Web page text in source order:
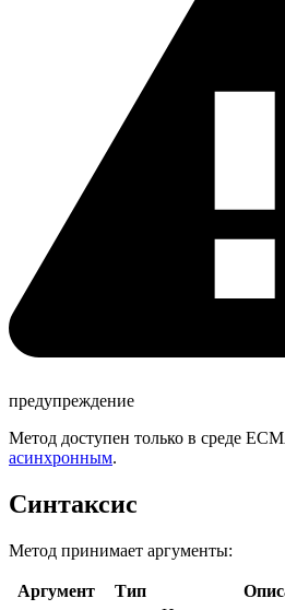
предупреждение
Метод доступен только в среде
асинхронным.
Синтаксис
Метод принимает аргументы:
Аргумент Тип